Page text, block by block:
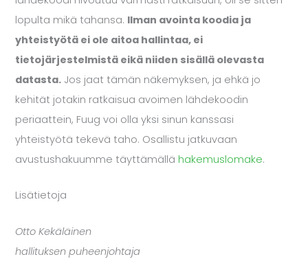
lopulta mikä tahansa. Ilman avointa koodia ja
yhteistyötä ei ole aitoa hallintaa, ei
tietojärjestelmistä eikä niiden sisällä olevasta
datasta. Jos jaat tämän näkemyksen, ja ehkä jo
kehität jotakin ratkaisua avoimen lähdekoodin
periaattein, Fuug voi olla yksi sinun kanssasi
yhteistyötä tekevä taho. Osallistu jatkuvaan
avustushakuumme täyttämällä hakemuslomake.
Lisätietoja
Otto Kekäläinen
hallituksen puheenjohtaja